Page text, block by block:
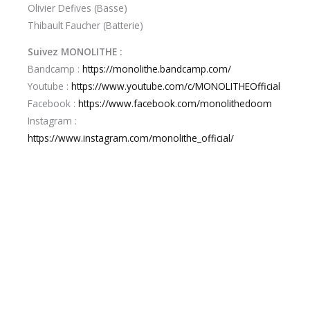
Olivier Defives (Basse)
Thibault Faucher (Batterie)
Suivez MONOLITHE :
Bandcamp : https://monolithe.bandcamp.com/
Youtube : https://www.youtube.com/c/MONOLITHEOfficial
Facebook : https://www.facebook.com/monolithedoom
Instagram :
https://www.instagram.com/monolithe_official/